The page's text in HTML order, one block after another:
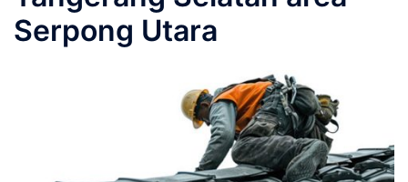
Serpong Utara